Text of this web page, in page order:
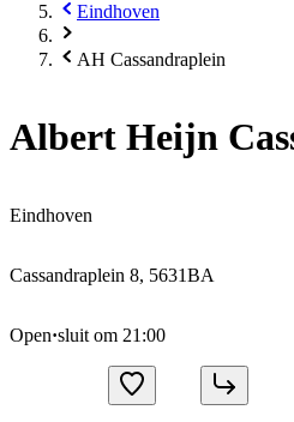
Eindhoven
AH Cassandraplein
Albert Heijn
Eindhoven
Cassandraplein 8, 5631BA
Open·sluit om 21:00